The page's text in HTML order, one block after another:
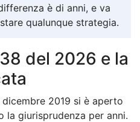
è di anni, e va
qualunque strategia.
del 2026 e la
2019 si è aperto
la giurisprudenza per anni.